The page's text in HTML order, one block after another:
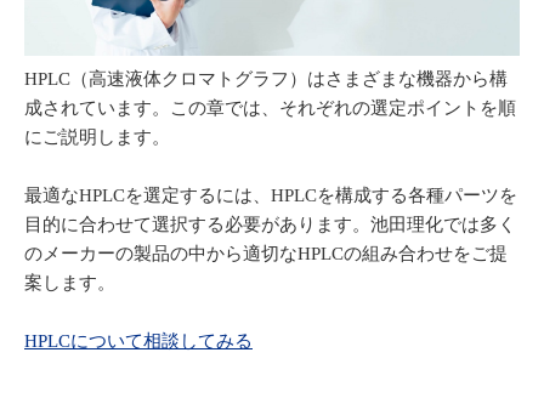
HPLC（高速液体クロマトグラフ）はさまざまな機器から構
成されています。この章では、それぞれの選定ポイントを順
にご説明します。
最適なHPLCを選定するには、HPLCを構成する各種パーツを
目的に合わせて選択する必要があります。池田理化では多く
のメーカーの製品の中から適切なHPLCの組み合わせをご提
案します。
HPLCについて相談してみる